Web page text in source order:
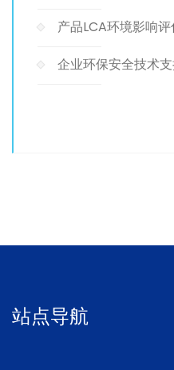
产品LCA环境影响
企业环保安全技术
站点导航